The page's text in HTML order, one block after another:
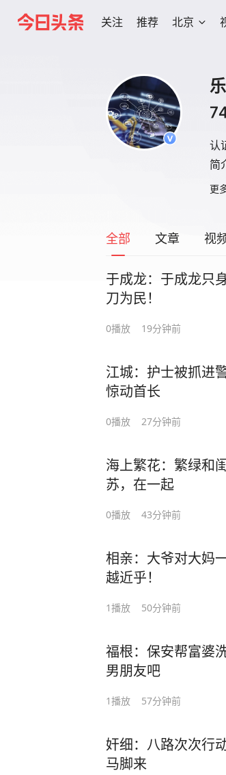
关注 推荐 北京
认
简
更
全部 文章 视
于成龙：于成龙只
刀为民！
0播放 19分钟前
江城：护士被抓进
惊动首长
0播放 27分钟前
海上繁花：繁绿和
苏，在一起
0播放 43分钟前
相亲：大爷对大妈
越近乎！
1播放 50分钟前
福根：保安帮富婆
男朋友吧
1播放 57分钟前
奸细：八路次次行
马脚来